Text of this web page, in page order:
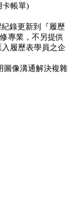
卡帳單)
錄更新到『履歷
專業，不另提供
履歷表學員之企
圖像溝通解決複雜